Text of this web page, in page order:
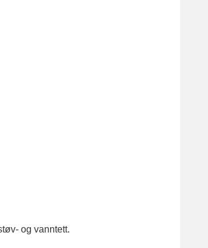
og vanntett.